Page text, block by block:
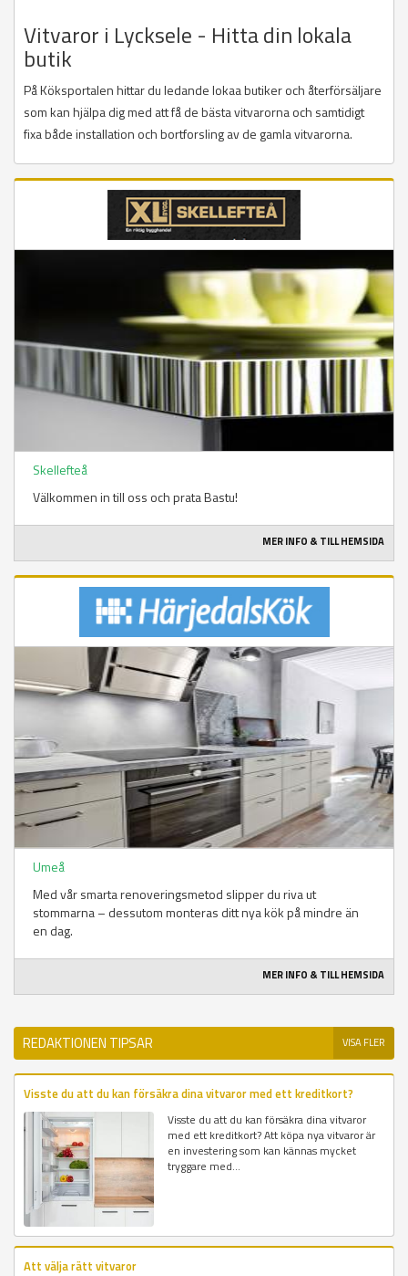
Vitvaror i Lycksele - Hitta din lokala
butik
På Köksportalen hittar du ledande lokaa butiker och återförsäljare
som kan hjälpa dig med att få de bästa vitvarorna och samtidigt
fixa både installation och bortforsling av de gamla vitvarorna.
Skellefteå
Välkommen in till oss och prata Bastu!
MER INFO & TILL HEMSIDA
Umeå
Med vår smarta renoveringsmetod slipper du riva ut
stommarna – dessutom monteras ditt nya kök på mindre än
en dag.
MER INFO & TILL HEMSIDA
REDAKTIONEN TIPSAR VISA FLER
Visste du att du kan försäkra dina vitvaror med ett kreditkort?
Visste du att du kan försäkra dina vitvaror
med ett kreditkort? Att köpa nya vitvaror är
en investering som kan kännas mycket
tryggare med...
Att välja rätt vitvaror